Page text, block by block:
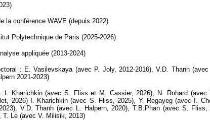
la conférence WAVE (depuis 2022)
Polytechnique de Paris (2025-2026)
appliquée (2013-2024)
: E. Vasilevskaya (avec P. Joly, 2012-2016), V.D. Thanh (avec
2021-2023)
:I. Kharichkin (avec S. Fliss et M. Cassier, 2026), N. Rohard (avec
2026) I. Kharichkin (avec S. Fliss, 2025), Y. Regayeg (avec I.
V.D. Thanh (avec L. Halpern, 2020), T.B.Phan (avec S. Fliss,
T. Le (avec V. Milisik, 2013)